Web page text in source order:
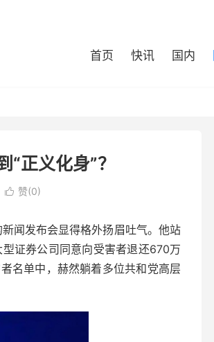
首页 快讯 国内
正义化身”？
 赞(0)
闻发布会显得格外扬眉吐气。他站
证券公司同意向受害者退还670万
名单中，赫然躺着多位共和党高层